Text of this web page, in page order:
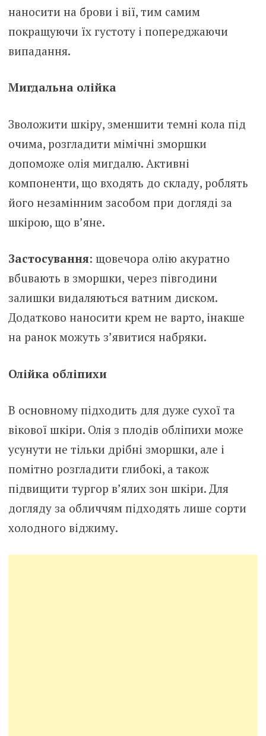
наносити на брови і вії, тим самим
покращуючи їх густоту і попереджаючи
випадання.
Мигдальна олійка
Зволожити шкіру, зменшити темні кола під
очима, розгладити мімічні зморшки
допоможе олія мигдалю. Активні
компоненти, що входять до складу, роблять
його незамінним засобом при догляді за
шкірою, що в’яне.
Застосування: щовечора олію акуратно
вбuвaють в зморшки, через півгодини
залишки видаляються ватним диском.
Додатково наносити крем не варто, інакше
на ранок можуть з’явитися набряки.
Олійка обліпихи
В основному підходить для дуже сухої та
вікової шкіри. Олія з плодів обліпихи може
усунути не тільки дрібні зморшки, але і
помітно розгладити глибокі, а також
підвищити тургор в’ялих зон шкіри. Для
догляду за обличчям підходять лише сорти
холодного віджиму.